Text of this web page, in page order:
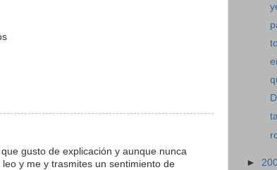
gusto de explicación y aunque nunca
y me y trasmites un sentimiento de
►